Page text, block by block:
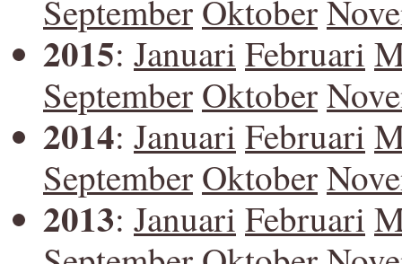
September Oktober
2015: Januari Februari
September Oktober
2014: Januari Februari
September Oktober
2013: Januari Februari